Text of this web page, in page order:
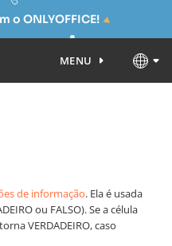
o ONLYOFFICE!
MENU
de informação. Ela é usada
ou FALSO). Se a célula
VERDADEIRO, caso